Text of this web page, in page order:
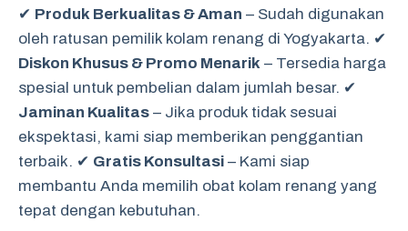
✔ Produk Berkualitas & Aman – Sudah digunakan
oleh ratusan pemilik kolam renang di Yogyakarta. ✔
Diskon Khusus & Promo Menarik – Tersedia harga
spesial untuk pembelian dalam jumlah besar. ✔
Jaminan Kualitas – Jika produk tidak sesuai
ekspektasi, kami siap memberikan penggantian
terbaik. ✔ Gratis Konsultasi – Kami siap
membantu Anda memilih obat kolam renang yang
tepat dengan kebutuhan.